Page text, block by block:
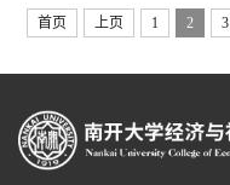
首页 上页 1 2 3